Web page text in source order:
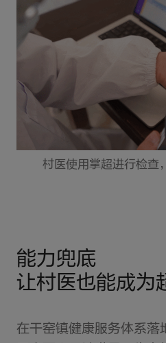
村医使用掌超进行检查
能力兜底
让村医也能成为
在干窑镇健康服务体系落